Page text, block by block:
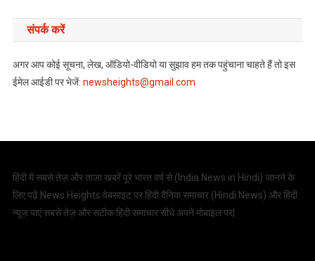
संपर्क करें
अगर आप कोई सूचना, लेख, ऑडियो-वीडियो या सुझाव हम तक पहुंचाना चाहते हैं तो इस
ईमेल आईडी पर भेजें: newsheights@gmail.com
हिंदी में सबसे तेज़ और ताज़ा खबरें पूरे भारत वर्ष से (India News in Hindi) जानने के
लिए पढ़ें News Heights वेबसाइट पर हिंदी दैनिक समाचार (Hindi News) और हिंदी
न्यूज़ पाएं सबसे तेज़ और सटीक हिंदी समाचार सीधे अपने मोबाइल पर|